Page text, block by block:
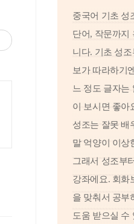
중국어 기초 성
단어, 작문까지
니다. 기초 성
보가 따라하기
느 정도 글자는
이 보시면 좋아
성조는 잘못 배
말 억양이 이상
그래서 성조부
강좌에요. 회화
을 맞춰서 공부
도움 받으실 수